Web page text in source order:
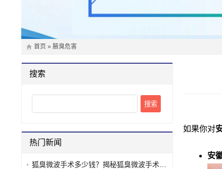
首页 » 腋臭危害
搜索
热门新闻
如果你对
安